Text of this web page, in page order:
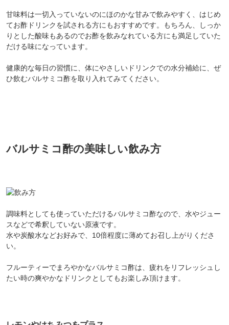
甘味料は一切入っていないのにほのかな甘みで飲みやすく、はじめ
てお酢ドリンクを試される方にもおすすめです。もちろん、しっか
りとした酸味もあるのでお酢を飲みなれている方にも満足していた
だける味になっています。
健康的な毎日の習慣に、体にやさしいドリンクでの水分補給に、ぜ
ひ飲むバルサミコ酢を取り入れてみてください。
バルサミコ酢の美味しい飲み方
調味料としても使っていただけるバルサミコ酢なので、水やジュー
スなどで希釈していない原液です。
水や炭酸水などお好みで、10倍程度に薄めてお召し上がりくださ
い。
フルーティーでまろやかなバルサミコ酢は、疲れをリフレッシュし
たい時の爽やかなドリンクとしてもお楽しみ頂けます。
新規会員様限定
会員登録ありがとうございます！
新規会員様限定 特典クーポン
300